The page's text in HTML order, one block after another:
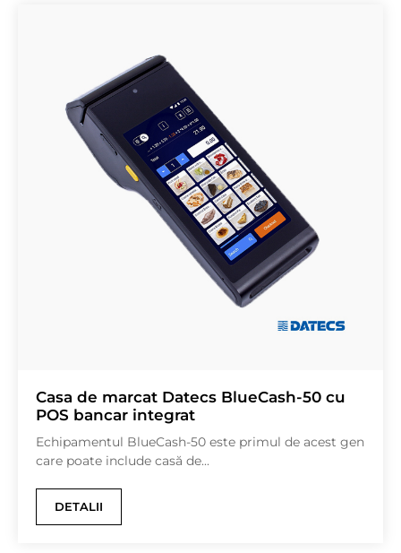
Casa de marcat Datecs BlueCash-50 cu
POS bancar integrat
Echipamentul BlueCash-50 este primul de acest gen
care poate include casă de...
DETALII